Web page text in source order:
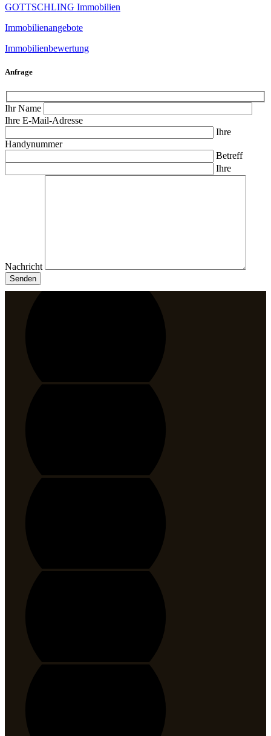
GOTTSCHLING Immobilien
Immobilienangebote
Immobilienbewertung
Anfrage
Ihr Name
Ihre E-Mail-Adresse
Ihre
Handynummer
Betreff
Ihre
Nachricht
Senden